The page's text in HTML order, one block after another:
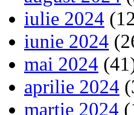
iulie 2024
iunie 2024
mai 2024
aprilie 2024
martie 2024